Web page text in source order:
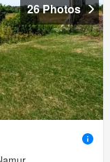
26 Photos